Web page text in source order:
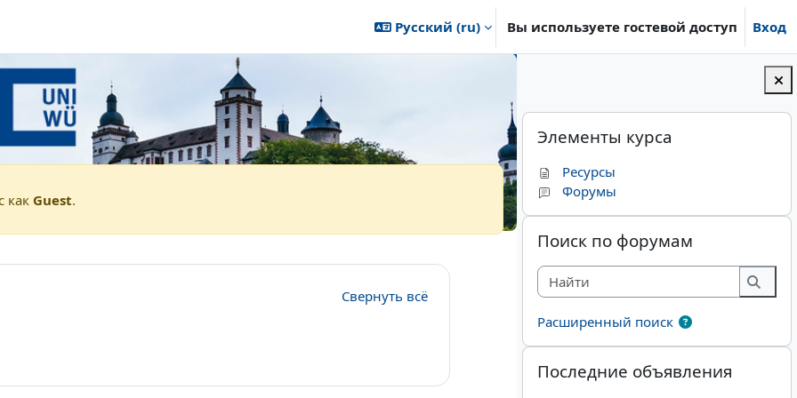
Русский ‎(ru)‎ Вы используете гостевой доступ Вход
Блоки
Пропустить Элементы курса
Элементы курса
Ресурсы
Форумы
Пропустить Поиск по форумам
Поиск по форумам
Найти
Найти
Расширенный поиск
Пропустить Последние объявления
Последние объявления
vhb - Prof. Pache
- Demo
как Guest.
Свернуть всё